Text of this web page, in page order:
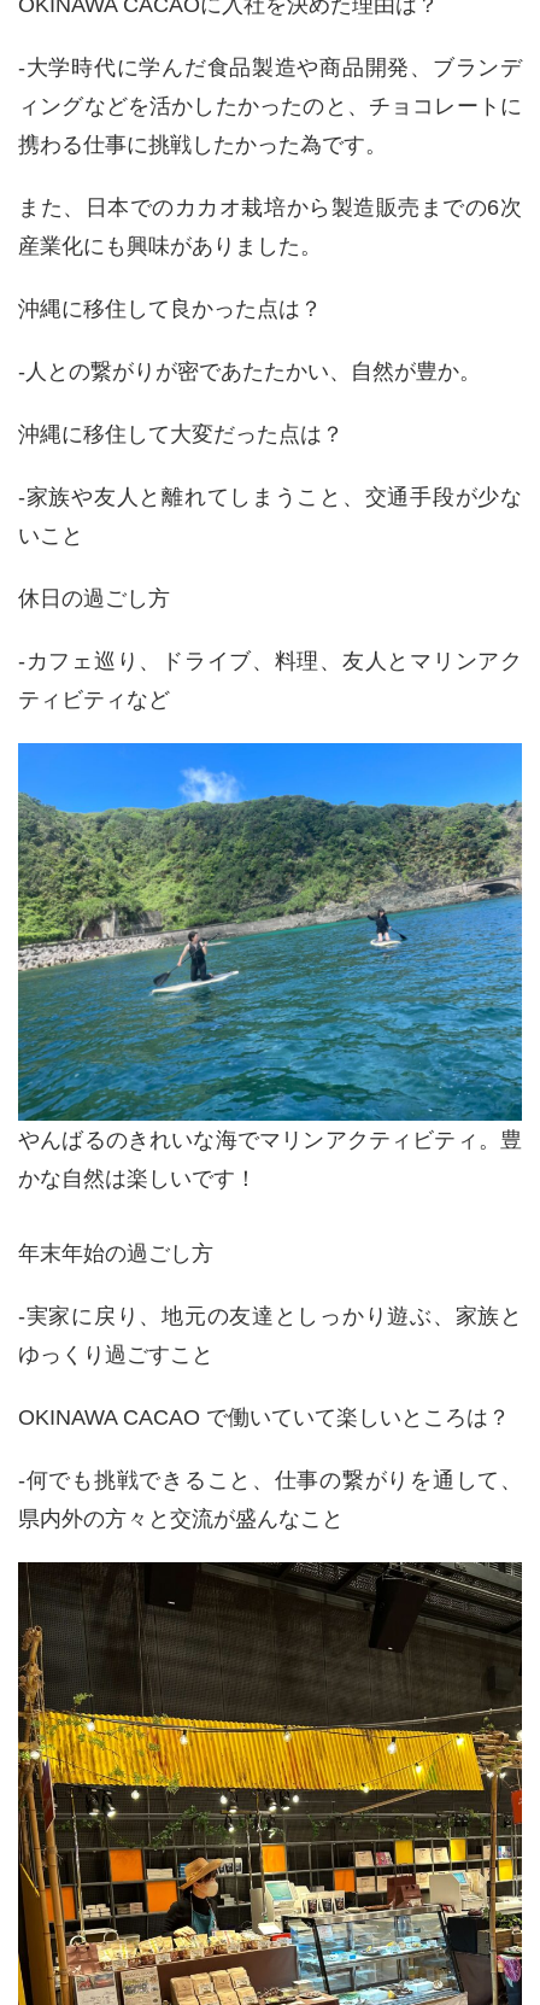
-大学時代に学んだ食品製造や商品開発、ブランデ
ィングなどを活かしたかったのと、チョコレートに
携わる仕事に挑戦したかった為です。
また、日本でのカカオ栽培から製造販売までの6次
産業化にも興味がありました。
沖縄に移住して良かった点は？
-人との繋がりが密であたたかい、自然が豊か。
沖縄に移住して大変だった点は？
-家族や友人と離れてしまうこと、交通手段が少な
いこと
休日の過ごし方
-カフェ巡り、ドライブ、料理、友人とマリンアク
ティビティなど
やんばるのきれいな海でマリンアクティビティ。豊
かな自然は楽しいです！
年末年始の過ごし方
-実家に戻り、地元の友達としっかり遊ぶ、家族と
ゆっくり過ごすこと
OKINAWA CACAO で働いていて楽しいところは？
-何でも挑戦できること、仕事の繋がりを通して、
県内外の方々と交流が盛んなこと